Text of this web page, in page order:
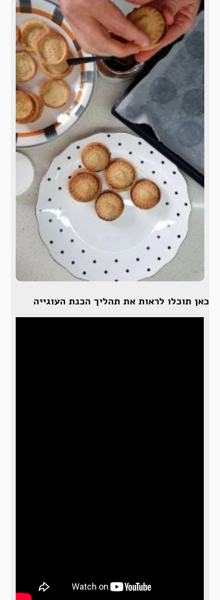
כאן תוכלו לראות את תהליך הכנת העוגייה